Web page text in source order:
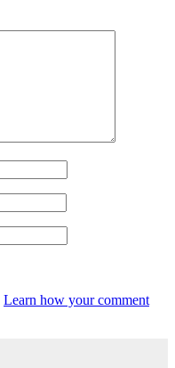
Learn how your comment